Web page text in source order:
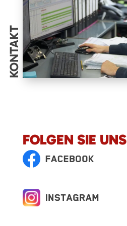
KONTAKT
FOLGEN SIE UNS